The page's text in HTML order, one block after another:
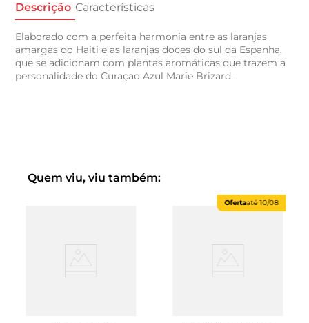
Descrição Características
Elaborado com a perfeita harmonia entre as laranjas
amargas do Haiti e as laranjas doces do sul da Espanha,
que se adicionam com plantas aromáticas que trazem a
personalidade do Curaçao Azul Marie Brizard.
Quem viu, viu também:
Ofertaaté10/08